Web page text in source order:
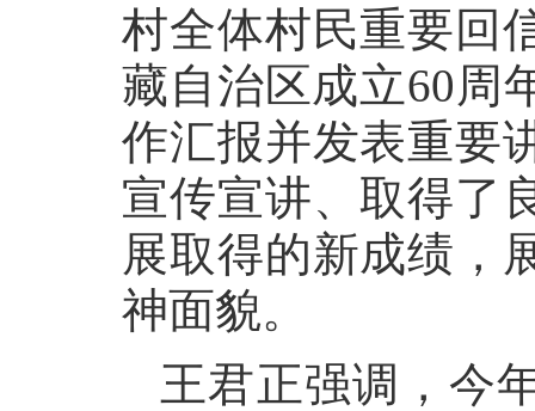
村全体村民重要回
藏自治区成立60周
作汇报并发表重要
宣传宣讲、取得了
展取得的新成绩，
神面貌。
王君正强调，今